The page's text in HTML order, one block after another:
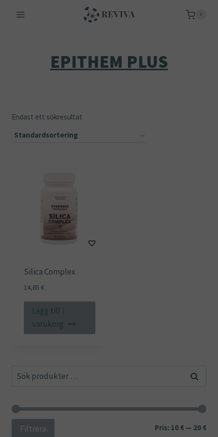
0
EPITHEM PLUS
Endast ett sökresultat
Silica Complex
14,85 €
Lägg till i
varukorg
Sök
Sök
Min
Filtrera Pris: 10 € — 20 €